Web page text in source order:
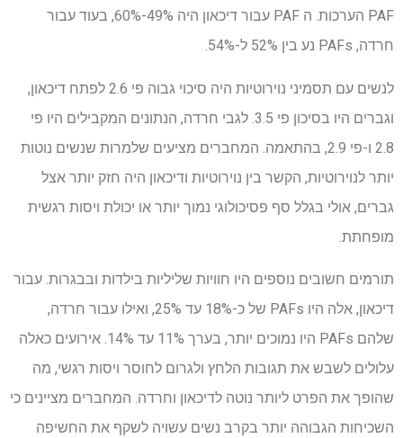
PAF הערכות. ה PAF
עבור דיכאון היה 49%-60%, בעוד עבור
חרדה, PAFs נע בין 52% ל-54%.
לנשים עם תסמיני נוירוטיות היה סיכוי גבוה פי 2.6 לפתח דיכאון,
וגברים היו בסיכון פי 3.5. לגבי חרדה, הנתונים המקבילים היו פי
2.8 ו-פי 2.9, בהתאמה. המחברים מציעים שלמרות שנשים נוטות
יותר לנוירוטיות, הקשר בין נוירוטיות ודיכאון היה חזק יותר אצל
גברים, אולי בגלל סף פסיכולוגי נמוך יותר או יכולת ויסות רגשית
מופחתת.
תורמים חשובים נוספים היו חוויות שליליות בילדות ובבגרות. עבור
דיכאון, אלה היו PAFs
של כ-18% עד 25%, ואילו עבור חרדה,
שלהם PAFs
היו נמוכים יותר, בערך 11% עד 14%. אירועים כאלה
עלולים לשבש את תגובות הלחץ ולגרום לחוסר ויסות רגשי, מה
שהופך את הפרט ליותר נוטה לדיכאון וחרדה. המחברים מציינים כי
השכיחות הגבוהה יותר בקרב נשים עשויה לשקף את החשיפה